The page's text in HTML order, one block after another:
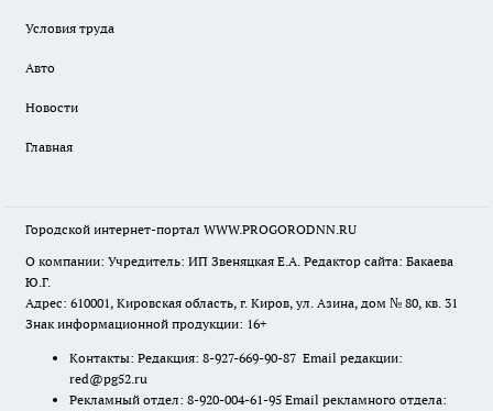
Условия труда
Авто
Новости
Главная
Городской интернет-портал WWW.PROGORODNN.RU
О компании: Учредитель: ИП Звеняцкая Е.А. Редактор сайта: Бакаева
Ю.Г.
Адрес: 610001, Кировская область, г. Киров, ул. Азина, дом № 80, кв. 31
Знак информационной продукции: 16+
Контакты: Редакция: 8-927-669-90-87 Email редакции:
red@pg52.ru
Рекламный отдел: 8-920-004-61-95 Email рекламного отдела: